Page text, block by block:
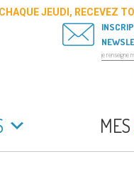
CHAQUE JEUDI, RECEVEZ
MES